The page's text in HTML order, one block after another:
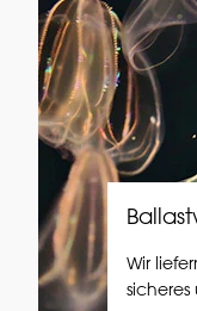
Wir
sicheres